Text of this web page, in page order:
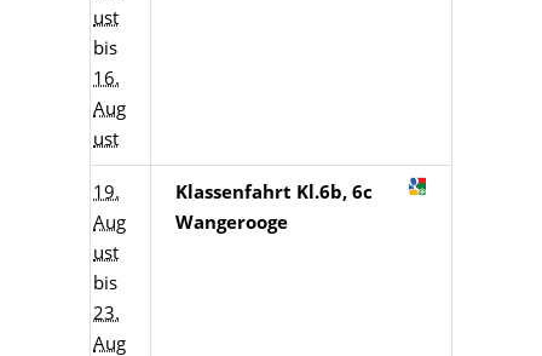
ust
bis
16.
Aug
ust
19.
Aug
ust
bis
23.
Aug
Klassenfahrt Kl.6b, 6c
Wangerooge